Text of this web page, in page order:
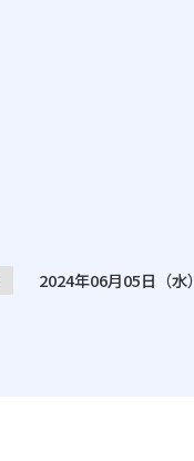
2024年06月05日（水）